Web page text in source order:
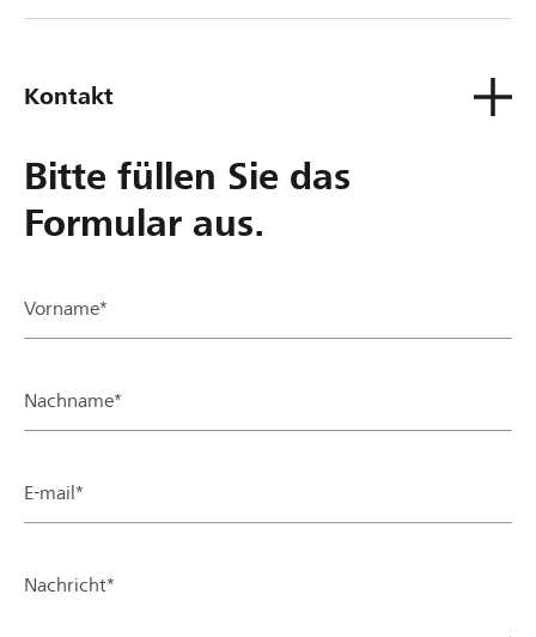
Kontakt
Bitte füllen Sie das
Formular aus.
Vorname*
Nachname*
E-mail*
Nachricht*